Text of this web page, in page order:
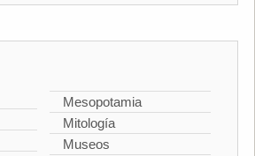
Mesopotamia
Mitología
Museos